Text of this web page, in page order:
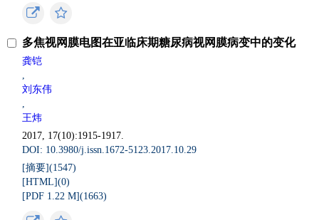
多焦视网膜电图在亚临床期糖尿病视网膜病变中的变化
龚铠
,
刘东伟
,
王炜
2017, 17(10):1915-1917.
DOI: 10.3980/j.issn.1672-5123.2017.10.29
[摘要](1547)
[HTML](0)
[PDF 1.22 M](1663)